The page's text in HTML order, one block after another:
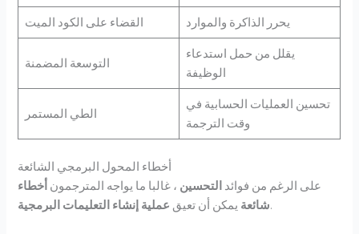
القضاء على الكود الميت يحرر الذاكرة والموارد
التوسعة المضمنة
يقلل من حمل استدعاء
الوظيفة
الطي المستمر
تحسين العمليات الحسابية في
وقت الترجمة
أخطاء المحول البرمجي الشائعة
على الرغم من فوائد التحسين ، غالبا ما يواجه المترجمون أخطاء
شائعة يمكن أن تعيق عملية إنشاء التعليمات البرمجية .